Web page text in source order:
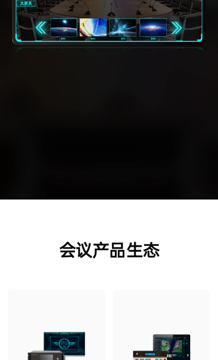
会议产品生态